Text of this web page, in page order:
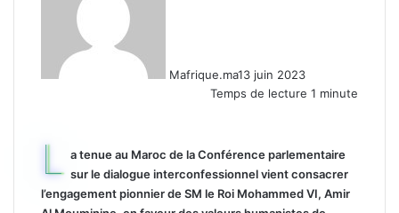
Mafrique.ma13 juin 2023
Temps de lecture 1 minute
L a tenue au Maroc de la Conférence parlementaire
sur le dialogue interconfessionnel vient consacrer
l’engagement pionnier de SM le Roi Mohammed VI, Amir